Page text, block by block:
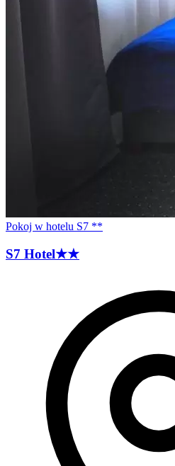
Pokoj w hotelu S7 **
S7 Hotel★★